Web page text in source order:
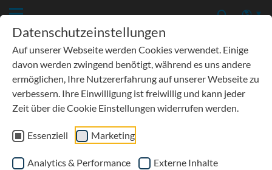
Datenschutzeinstellungen
Auf unserer Webseite werden Cookies verwendet. Einige
davon werden zwingend benötigt, während es uns andere
ermöglichen, Ihre Nutzererfahrung auf unserer Webseite zu
verbessern. Ihre Einwilligung ist freiwillig und kann jeder
Zeit über die Cookie Einstellungen widerrufen werden.
Essenziell Marketing
Analytics & Performance Externe Inhalte